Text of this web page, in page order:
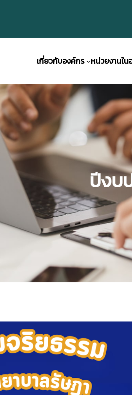
เกี่ยวกับองค์กร หน่วยงานใน
ปีงบ